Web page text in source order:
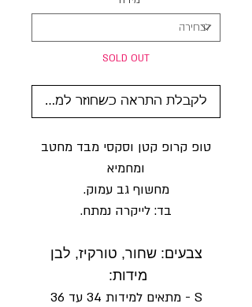
SOLD OUT
לקבלת התראה כשחוזר למלאי
טופ קרופ קטן וסקסי מבד מחטב
ומחמיא
מחשוף גב עמוק.
בד: לייקרה נמתח.
צבעים: שחור, טורקיז, לבן
מידות:
S - מתאים למידות 34 עד 36